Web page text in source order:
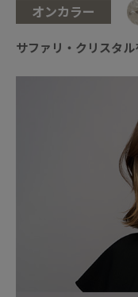
オンカラー
サファリ・クリスタ